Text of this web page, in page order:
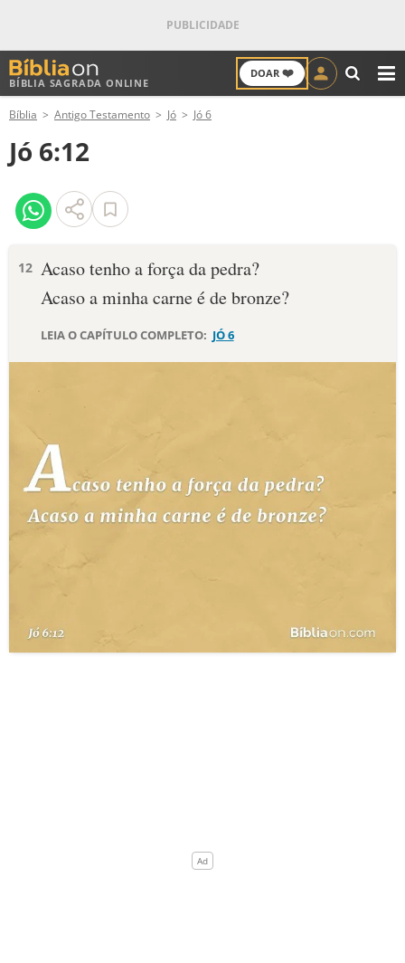
BÍBLIA SAGRADA ONLINE
DOAR ❤️
ANTIGO TESTAMENTO
NOVO TESTAMENTO
VERSÍCULOS
PALAVRA DO DIA
DEVOCIONAL DIÁRIO
10 MANDAMENTOS
ESTUDOS BÍBLICOS
ESBOÇOS DE PREGAÇÃO
PERGUNTE À BÍBLIA
Bíblia Antigo Testamento Jó Jó 6
Jó 6:12
12 Acaso tenho a força da pedra?
Acaso a minha carne é de bronze?
LEIA O CAPÍTULO COMPLETO: JÓ 6